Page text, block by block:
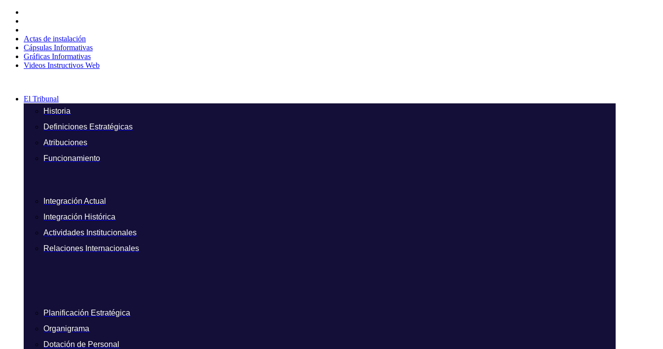
contenido
Actas de instalación
Cápsulas Informativas
Gráficas Informativas
Videos Instructivos Web
El Tribunal
Historia
Definiciones Estratégicas
Atribuciones
Funcionamiento
Integración Actual
Integración Histórica
Actividades Institucionales
Relaciones Internacionales
Planificación Estratégica
Organigrama
Dotación de Personal